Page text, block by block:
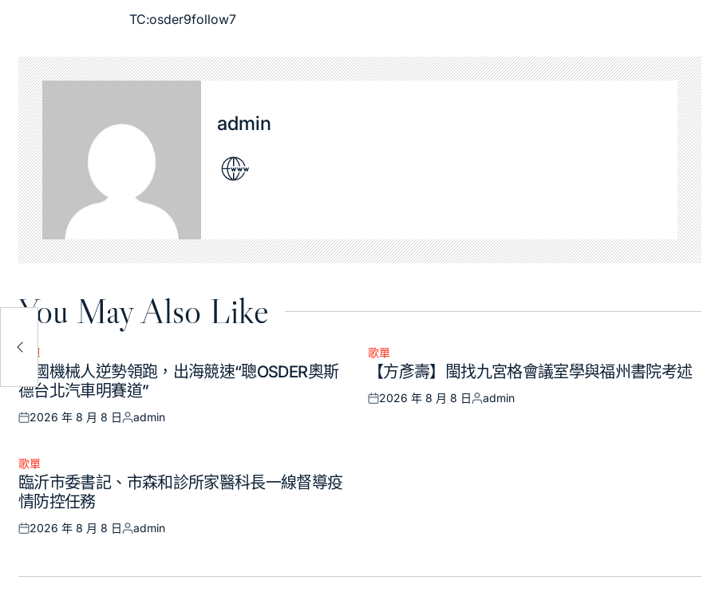
TC:osder9follow7
admin
You May Also Like
Posted
歌單
中國機械人逆勢領跑，出海競速“聰OSDER奧斯
德台北汽車明賽道”
Posted
2026 年 8 月 8 日
Posted
admin
Posted
歌單
【方彥壽】閩找九宮格會議室學與福州書院考述
Posted
2026 年 8 月 8 日
Posted
admin
Posted
in
歌單
臨沂市委書記、市森和診所家醫科長一線督導疫
情防控任務
Posted
2026 年 8 月 8 日
Posted
admin